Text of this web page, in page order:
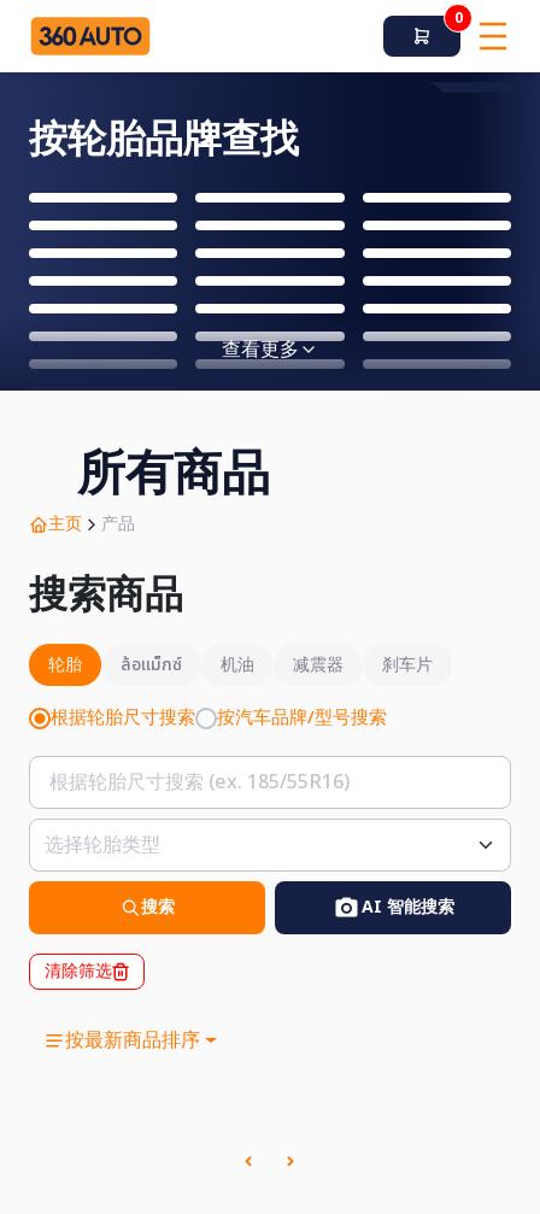
0
按轮胎品牌查找
查看更多
所有商品
主页 产品
搜索商品
轮胎 ล้อแม็กซ์ 机油 减震器 刹车片
根据轮胎尺寸搜索 按汽车品牌/型号搜索
搜索 AI 智能搜索
清除筛选
按最新商品排序